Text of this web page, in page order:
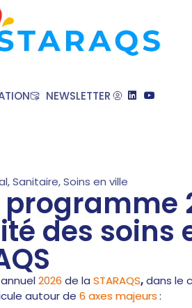
NEWSLETTER
,Sanitaire,Soins en ville
programme
des soins
2026 de la STARAQS,dans le
autour de 6 axes majeurs: